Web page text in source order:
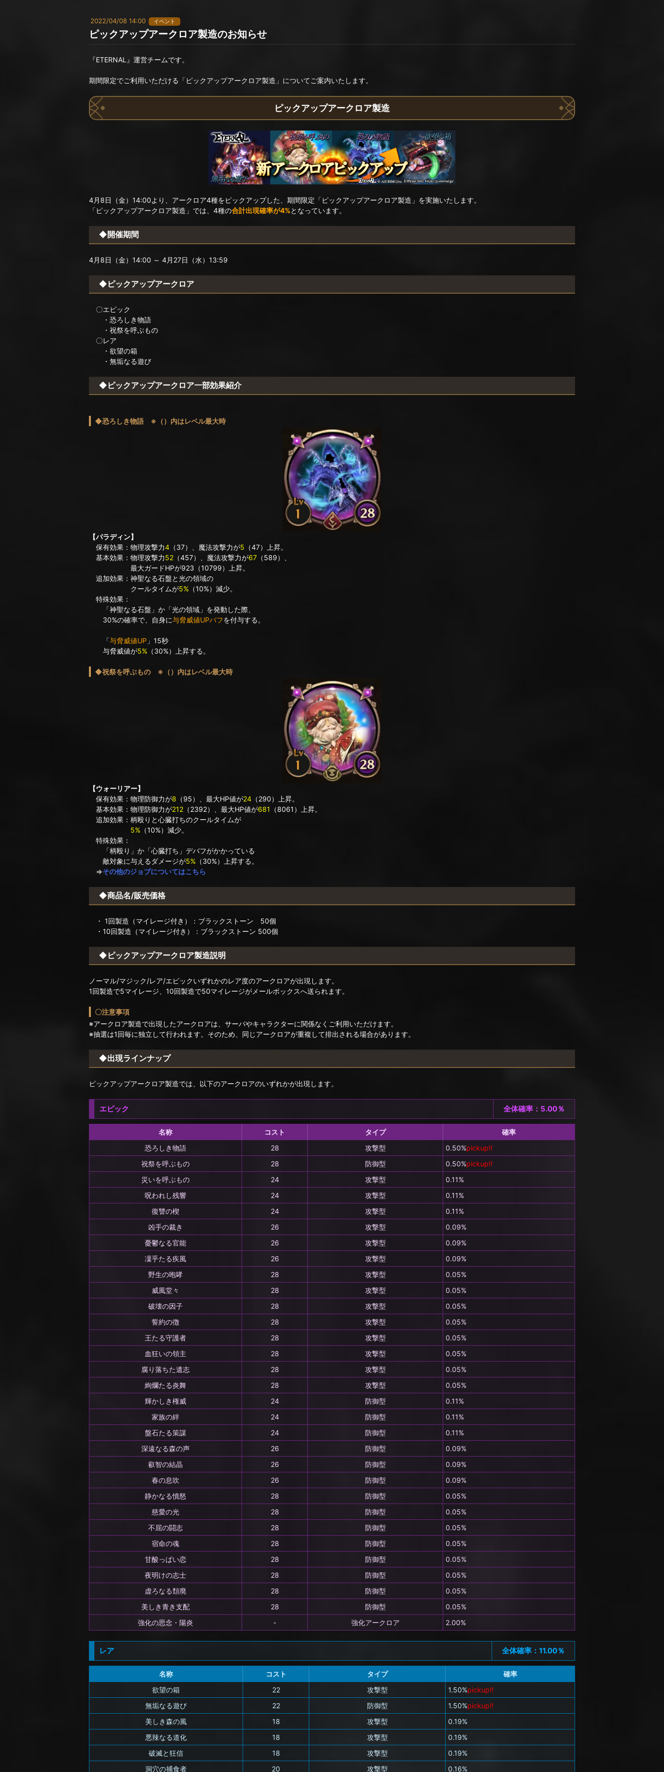
2022/04/08 14:00 イベント
ピックアップアークロア製造のお知らせ
『ETERNAL』運営チームです。
期間限定でご利用いただける「ピックアップアークロア製造」についてご案内いたします。
ピックアップアークロア製造
4月8日（金）14:00より、アークロア4種をピックアップした、期間限定「ピックアップアークロア製造」を実施いたします。
「ピックアップアークロア製造」では、4種の合計出現確率が4%となっています。
◆開催期間
4月8日（金）14:00 ～ 4月27日（水）13:59
◆ピックアップアークロア
〇エピック
・恐ろしき物語
・祝祭を呼ぶもの
〇レア
・欲望の箱
・無垢なる遊び
◆ピックアップアークロア一部効果紹介
◆恐ろしき物語 ※（）内はレベル最大時
【パラディン】
保有効果：物理攻撃力4 （37）、魔法攻撃力が5 （47）上昇。
基本効果：物理攻撃力52 （457）、魔法攻撃力が67 （589）、
最大ガードHPが923（10799）上昇。
追加効果：神聖なる石盤と光の領域の
クールタイムが5% （10%）減少。
特殊効果：
「神聖なる石盤」か「光の領域」を発動した際、
30%の確率で、自身に与脅威値UPバフを付与する。
「与脅威値UP 」15秒
与脅威値が5% （30%）上昇する。
◆祝祭を呼ぶもの ※（）内はレベル最大時
【ウォーリアー】
保有効果：物理防御力が8 （95）、最大HP値が24 （290）上昇。
基本効果：物理防御力が212 （2392）、最大HP値が681
（8061）上昇。
追加効果：柄殴りと心臓打ちのクールタイムが
5% （10%）減少。
特殊効果：
「柄殴り」か「心臓打ち」デバフがかかっている
敵対象に与えるダメージが5% （30%）上昇する。
⇒その他のジョブについてはこちら
◆商品名/販売価格
・ 1回製造（マイレージ付き）：ブラックストーン 50個
・10回製造（マイレージ付き）：ブラックストーン 500個
◆ピックアップアークロア製造説明
ノーマル/マジック/レア/エピックいずれかのレア度のアークロアが出現します。
1回製造で5マイレージ、10回製造で50マイレージがメールボックスへ送られます。
〇注意事項
※アークロア製造で出現したアークロアは、サーバやキャラクターに関係なくご利用いただけます。
※抽選は1回毎に独立して行われます。そのため、同じアークロアが重複して排出される場合があります。
◆出現ラインナップ
ピックアップアークロア製造では、以下のアークロアのいずれかが出現します。
エピック 全体確率：5.00％
名称 コスト タイプ
確率
恐ろしき物語
28 攻撃型 0.50%pickup!!
祝祭を呼ぶもの
28 防御型 0.50%pickup!!
災いを呼ぶもの
24 攻撃型
0.11%
呪われし残響
24 攻撃型
0.11%
復讐の楔
24 攻撃型
0.11%
凶手の裁き
26 攻撃型
0.09%
憂鬱なる官能
26 攻撃型
0.09%
凜乎たる疾風
26 攻撃型
0.09%
野生の咆哮
28 攻撃型
0.05%
威風堂々
28 攻撃型
0.05%
破壊の因子
28 攻撃型
0.05%
誓約の徴
28 攻撃型
0.05%
王たる守護者
28 攻撃型
0.05%
血狂いの領主
28 攻撃型
0.05%
腐り落ちた遺志
28 攻撃型
0.05%
絢爛たる炎舞
28 攻撃型
0.05%
輝かしき権威
24 防御型
0.11%
家族の絆
24 防御型
0.11%
盤石たる策謀
24 防御型
0.11%
深遠なる森の声
26 防御型
0.09%
叡智の結晶
26 防御型
0.09%
春の息吹
26 防御型
0.09%
静かなる憤怒
28 防御型
0.05%
慈愛の光
28 防御型
0.05%
不屈の闘志
28 防御型
0.05%
宿命の魂
28 防御型
0.05%
甘酸っぱい恋
28 防御型
0.05%
夜明けの志士
28 防御型
0.05%
虚ろなる頽廃
28 防御型
0.05%
美しき青き支配
28 防御型
0.05%
強化の思念・陽炎
- 強化アークロア 2.00%
レア 全体確率：11.00％
名称 コスト タイプ
確率
欲望の箱
22 攻撃型 1.50%pickup!!
無垢なる遊び
22 防御型 1.50%pickup!!
美しき森の風
18 攻撃型
0.19%
悪辣なる道化
18 攻撃型
0.19%
破滅と狂信
18 攻撃型
0.19%
洞穴の捕食者
20 攻撃型 0.16%